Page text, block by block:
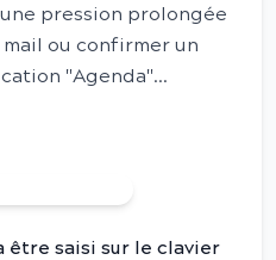
pression prolongée
ou confirmer un
"Agenda"...
être saisi sur le clavier